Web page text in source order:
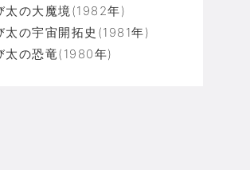
太の大魔境(1982年)
太の宇宙開拓史(1981年)
太の恐竜(1980年)